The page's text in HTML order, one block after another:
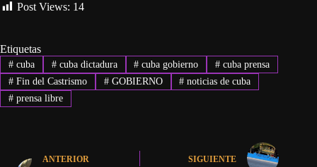
Post Views: 14
Etiquetas
#cuba #cuba dictadura # cuba gobierno # cuba prensa
#Fin del Castrismo #GOBIERNO # noticias de cuba
#prensa libre
ANTERIOR SIGUIENTE